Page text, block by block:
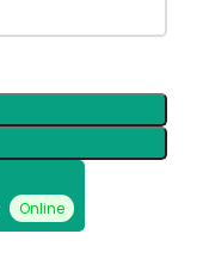
Online